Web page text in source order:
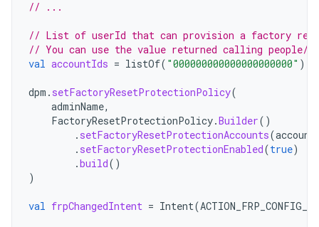
// ...
// List of userId that can provision a factory
// You can use the value returned calling people/
val accountIds = listOf( "000000000000000000000" )
dpm . setFactoryResetProtectionPolicy(
adminName,
FactoryResetProtectionPolicy.Builder()
. setFactoryResetProtectionAccounts(
. setFactoryResetProtectionEnabled(true)
.build()
)
val frpChangedIntent = Intent(